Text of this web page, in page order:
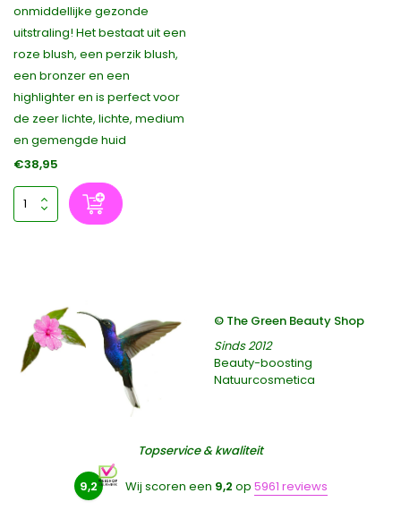
onmiddellijke gezonde
uitstraling! Het bestaat uit een
roze blush, een perzik blush,
een bronzer en een
highlighter en is perfect voor
de zeer lichte, lichte, medium
en gemengde huid
€38,95
© The Green Beauty Shop
Sinds 2012
Beauty-boosting
Natuurcosmetica
Topservice & kwaliteit
9,2 Wij scoren een 9,2 op 5961 reviews